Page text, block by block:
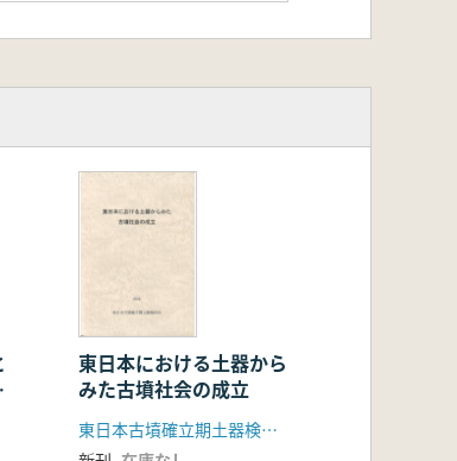
東日本における土器から
みた古墳社会の成立
東日本古墳確立期土器検討会